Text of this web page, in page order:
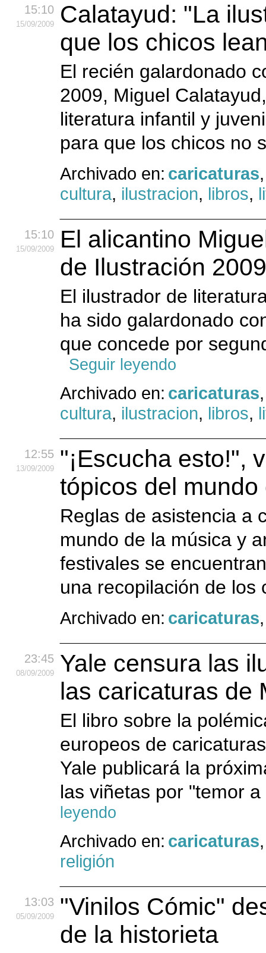
15:10
15/09/2009
Calatayud: "La
que los chicos
El recién galardonado
2009, Miguel
literatura infantil y
para que los chicos no
Archivado en: caricaturas
cultura, ilustracion, libros,
15:10
15/09/2009
El alicantino
de Ilustración 2009
El ilustrador de
ha sido galardonado
que concede por
Seguir leyendo
Archivado en: caricaturas
cultura, ilustracion, libros,
12:55
13/09/2009
"¡Escucha esto!",
tópicos del
Reglas de asistencia a
mundo de la música y
festivales se
una recopilación de
Archivado en: caricaturas
23:45
08/09/2009
Yale censura las
las caricaturas de
El libro sobre la
europeos de
Yale publicará la
las viñetas por "temor
leyendo
Archivado en: caricaturas
religión
13:03
05/09/2009
"Vinilos Cómic"
de la historieta